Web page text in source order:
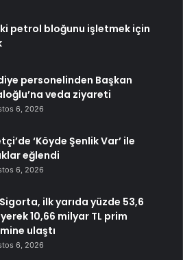
petrol bloğunu işletmek için
personelinden Başkan
veda ziyareti
6, 2026
‘Köyde Şenlik Var’ ile
eğlendi
6, 2026
Sigorta, ilk yarıda yüzde 53,6
10,66 milyar TL prim
ulaştı
6, 2026